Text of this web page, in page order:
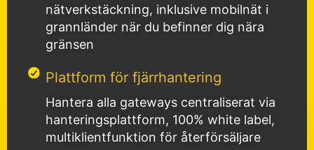
nätverkstäckning, inklusive mobilnät i
grannländer när du befinner dig nära
gränsen
Plattform för fjärrhantering
Hantera alla gateways centraliserat via
hanteringsplattform, 100% white label,
multiklientfunktion för återförsäljare